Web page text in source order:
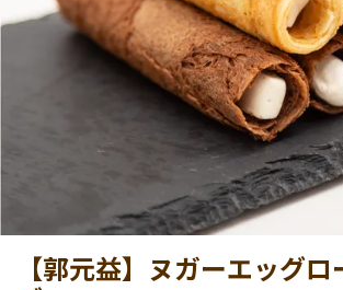
【郭元益】ヌガーエッグ